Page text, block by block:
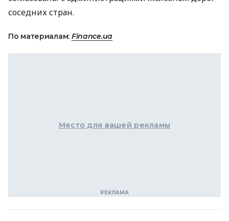
соседних стран.
По материалам: Finance.ua
Место для вашей рекламы